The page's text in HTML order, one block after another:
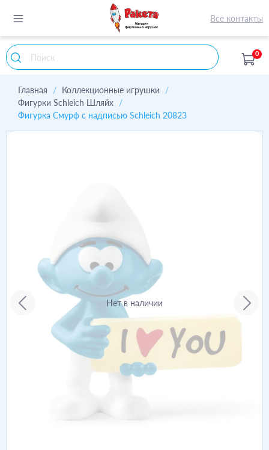
Все контакты
0
Главная
Коллекционные игрушки
Фигурки Schleich Шляйх
Фигурка Смурф с надписью Schleich 20823
Нет в наличии